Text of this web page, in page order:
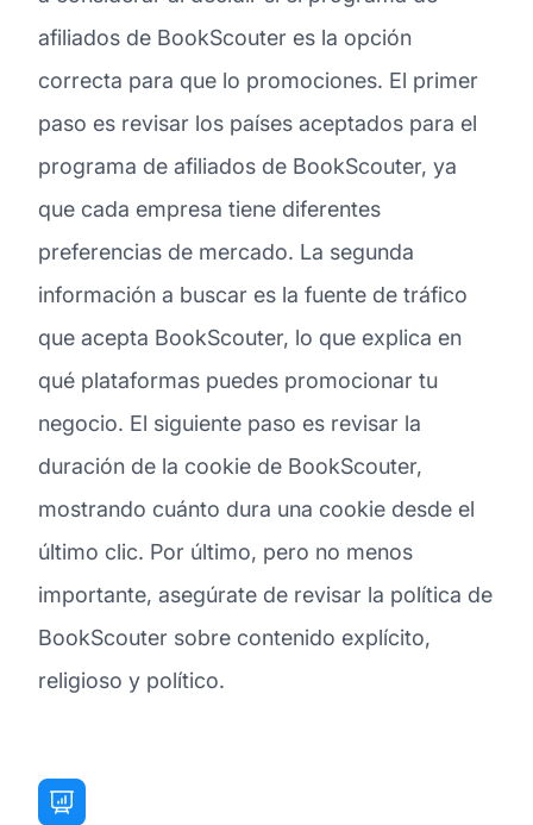
afiliados de BookScouter es la opción
correcta para que lo promociones. El primer
paso es revisar los países aceptados para el
programa de afiliados de BookScouter, ya
que cada empresa tiene diferentes
preferencias de mercado. La segunda
información a buscar es la fuente de tráfico
que acepta BookScouter, lo que explica en
qué plataformas puedes promocionar tu
negocio. El siguiente paso es revisar la
duración de la cookie de BookScouter,
mostrando cuánto dura una cookie desde el
último clic. Por último, pero no menos
importante, asegúrate de revisar la política de
BookScouter sobre contenido explícito,
religioso y político.